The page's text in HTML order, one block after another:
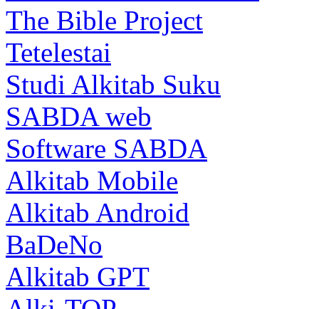
The Bible Project
Tetelestai
Studi Alkitab Suku
SABDA web
Software SABDA
Alkitab Mobile
Alkitab Android
BaDeNo
Alkitab GPT